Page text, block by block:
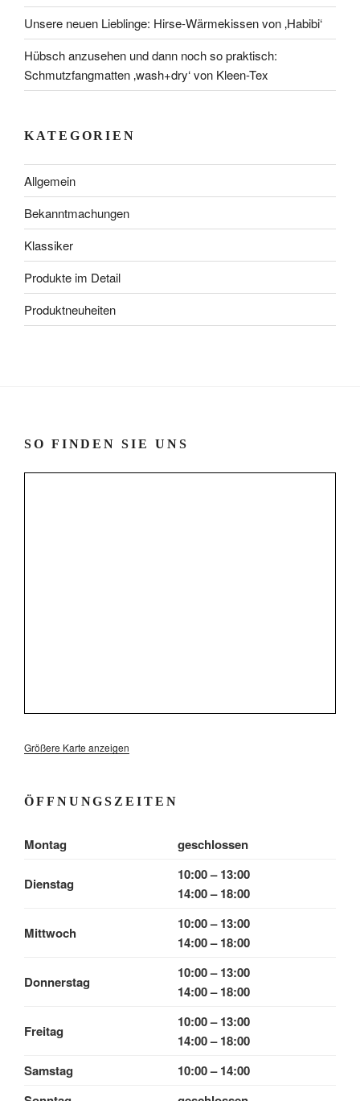
Unsere neuen Lieblinge: Hirse-Wärmekissen von ‚Habibi‘
Hübsch anzusehen und dann noch so praktisch:
Schmutzfangmatten ‚wash+dry‘ von Kleen-Tex
KATEGORIEN
Allgemein
Bekanntmachungen
Klassiker
Produkte im Detail
Produktneuheiten
SO FINDEN SIE UNS
Größere Karte anzeigen
ÖFFNUNGSZEITEN
Montag geschlossen
Dienstag
10:00 – 13:00
14:00 – 18:00
Mittwoch
10:00 – 13:00
14:00 – 18:00
Donnerstag
10:00 – 13:00
14:00 – 18:00
Freitag
10:00 – 13:00
14:00 – 18:00
Samstag
10:00 – 14:00